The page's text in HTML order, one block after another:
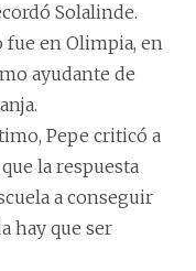
Solalinde.
en Olimpia, en
ayudante de
Pepe criticó a
la respuesta
a conseguir
hay que ser